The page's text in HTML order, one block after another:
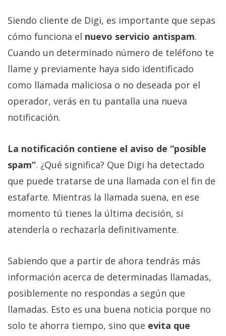
Siendo cliente de Digi, es importante que sepas
cómo funciona el nuevo servicio antispam.
Cuando un determinado número de teléfono te
llame y previamente haya sido identificado
como llamada maliciosa o no deseada por el
operador, verás en tu pantalla una nueva
notificación.
La notificación contiene el aviso de “posible
spam”. ¿Qué significa? Que Digi ha detectado
que puede tratarse de una llamada con el fin de
estafarte. Mientras la llamada suena, en ese
momento tú tienes la última decisión, si
atenderla o rechazarla definitivamente.
Sabiendo que a partir de ahora tendrás más
información acerca de determinadas llamadas,
posiblemente no respondas a según que
llamadas. Esto es una buena noticia porque no
solo te ahorra tiempo, sino que evita que